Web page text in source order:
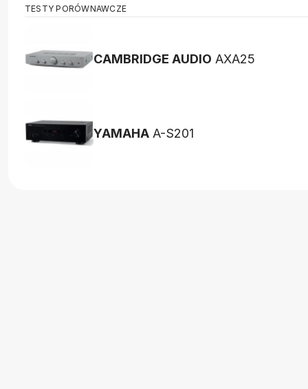
TESTY PORÓWNAWCZE
CAMBRIDGE AUDIO AXA25
YAMAHA A-S201